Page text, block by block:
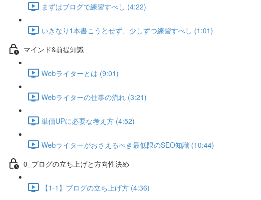
まずはブログで練習すべし (4:22)
いきなり1本書こうとせず、少しずつ練習すべし (1:01)
マインド&前提知識
Webライターとは (9:01)
Webライターの仕事の流れ (3:21)
単価UPに必要な考え方 (4:52)
Webライターがおさえるべき最低限のSEO知識 (10:44)
0_ブログの立ち上げと方向性決め
【1-1】ブログの立ち上げ方 (4:36)